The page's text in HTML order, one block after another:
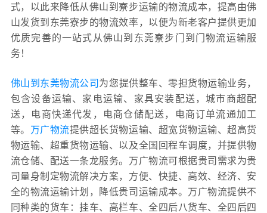
式，以此来降低从佛山到寮步运输的物流成本，提高由佛
山发货到东莞寮步的物流效率，以便为新老客户提供更加
优质完善的一站式从佛山到东莞寮步门到门物流运输服
务！
佛山到东莞物流公司 为您提供整车、零担货物运输业务，
包含设备运输、家电运输、家具安装配送，城市商超配
送，电商快递代发，电商仓储配送，电商订单流通加工
等。 万广物流提供超长货物运输、超宽货物运输、超高货
物运输、超重货物运输、以及全国回程车调度，并提供物
流仓储、配送一条龙服务。万广物流可根据贵司需求为贵
司量身制定物流解决方案，方便、快捷、高效、经济、安
全的物流运输计划，降低贵司运输成本。万广物流提供不
同种类的货车：挂车、高栏车、全四后八货车、全四后四